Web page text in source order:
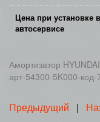
Цена при установке в
автосервисе
Амортизатор
арт-54300-5K000-код-
Предыдущий |